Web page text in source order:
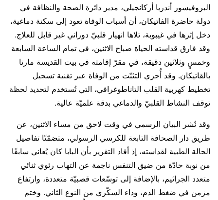
البروفيسور أندريا أركانجيلي، مدير دائرة الصحة والنظافة في
دولة حاضرة الفاتيكان، أن أسباب الوفاة تعود إلى سكتة دماغية،
دخل إثرها في غيبوبة، تلاها انهيار قلبيّ دوراني غير قابل للعلاج.
وقد فارق قداسته الحياة صباح الاثنين، في تمام الساعة السابعة
وخمسٍ وثلاثين دقيقة، في مقرّ إقامته في بيت القديسة مارتا
بالقاتيكان. وقد أُجري التثبّت من الوفاة عبر تقنية تسجيل
تخطيط كهربية القلب التاناطوغرافي، التي تُستخدم لتحديد لحظة
توقف النشاط القلبيّ والدماغي بدقة علميّة عالية.
وقد نُشر البيان الرسمي في وقت لاحق من مساء الاثنين، عن
طريق دار الصحافة التابعة للكرسي الرسولي، متضمّنًا تفاصيل
الحالة الطبية لقداسته، إذ أفاد التقرير بأن البابا كان يُعاني سابقًا
من نوبة حادّة من ضيق التنفس ناجمة عن التهاب رئوي ثنائي
متعدد الجراثيم، بالإضافة إلى توسّعات قصبيّة متعددة، وارتفاع
مزمن في ضغط الدم، وداء السكّري من النوع الثاني. وختم